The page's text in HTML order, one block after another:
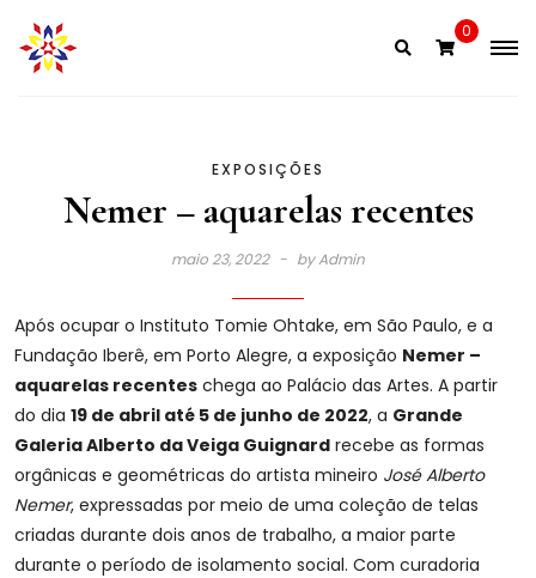
content
0
EXPOSIÇÕES
Nemer – aquarelas recentes
maio 23, 2022 byAdmin
Após ocupar o Instituto Tomie Ohtake, em São Paulo, e a
Fundação Iberê, em Porto Alegre, a exposição Nemer –
aquarelas recentes chega ao Palácio das Artes. A partir
do dia 19 de abril até 5 de junho de 2022, a Grande
Galeria Alberto da Veiga Guignard recebe as formas
orgânicas e geométricas do artista mineiro José Alberto
Nemer, expressadas por meio de uma coleção de telas
criadas durante dois anos de trabalho, a maior parte
durante o período de isolamento social. Com curadoria